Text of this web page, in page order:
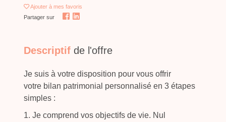
Ajouter à mes favoris
Partager sur
Descriptif de l'offre
Je suis à votre disposition pour vous offrir
votre bilan patrimonial personnalisé en 3 étapes
simples :
1. Je comprend vos objectifs de vie. Nul